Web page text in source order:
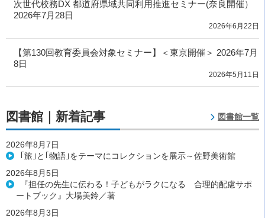
次世代校務DX 都道府県域共同利用推進セミナー(奈良開催）
2026年7月28日
2026年6月22日
【第130回教育委員会対象セミナー】＜東京開催＞ 2026年7月
8日
2026年5月11日
図書館｜新着記事 図書館一覧
2026年8月7日
｢旅｣と｢物語｣をテーマにコレクションを展示～佐野美術館
2026年8月5日
『担任の先生に伝わる！子どもがラクになる 合理的配慮サポ
ートブック』大場美鈴／著
2026年8月3日